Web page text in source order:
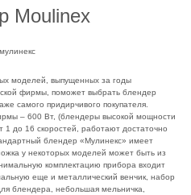
Moulinex
моделей, выпущенных за годы
фирмы, поможет выбрать блендер
самого придирчивого покупателя.
– 600 Вт, (блендеры высокой мощности
до 16 скоростей, работают достаточно
блендер «Мулинекс» имеет
у некоторых моделей может быть из
комплектацию прибора входит
еще и металлический венчик, набор
блендера, небольшая мельничка,